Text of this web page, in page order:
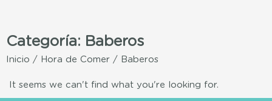
Categoría: Baberos
Inicio / Hora de Comer / Baberos
It seems we can't find what you're looking for.